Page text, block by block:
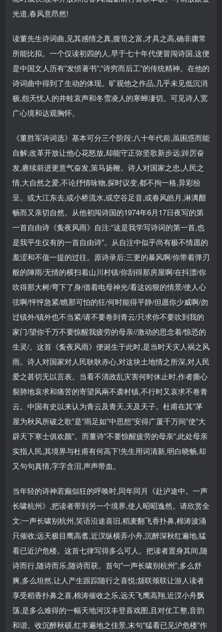
光道,春风意昂然!
读董先生诗词曲,见其感情之真,腹笥之富,才具之高,确非庸常
所能比拟。一个仅读初四的人,早于七十年代便冒闯诗国,这便
是中国文人历有”发愤著书”,”诗穷而后工”的传统精神。在他的
诗词曲中得到了生动的体现。旷观他之作品,几乎未见低沉消
极,怨天忧人的井蛙哀声和冬雪凌人的寒蝉凄切。可见诗人宽
广心境和达观胸怀。
《董胜军诗词选》基本可分三个阶段:八十年代前,虽困惑而能
自解;改革开放让他心花怒放,却能守正弥坚歌新步远;踔厉奋
发,赓续前进更意气奋发,策马扬鞭。诗人对国家之忠,人民之
情,大自然之爱,不论抒情咏物,探时议变,都不拘一格,异彩纷
呈。或大江东去,或小桥流水,或空谷足音,或春风皓月,淋漓酣
畅而又亲切自然。从他初闯诗国的1974年6月17日夜写的第
一首自由诗《夤夜风雨》自注:”这是我学写诗词的第一首,也
是我平生仅有的一首自由诗”。从自注中似乎尚有极不情愿的
羞涩和不值一提的过往。原诗录后:三更的暴风啊/你带着弹刃
般的陣雨/无情的横扫着山川村镇/你刮得那房屋啊/在抖漂/你
吹得那大树/弯下了身/借着电母神光/看这凶狠的情景/使人心
弦啊/怦怦急紧/瞧那可怕的狂/何时能得平静/但愿你少威啊/勿
过镇外/镇外也不当紧/请不要卷到青云/只求你不要吹到我的
家门/望你千万不要惊醒我疲劳的母亲//激动的思念着/惊恐的
生灵/。这首《夤夜风雨》便诞生于此时,是当时天灾人祸之风
雨。诗人对国家对人民耿耿赤心,对这块土地情之所深,对人民
爱之甚切无以言表。当看不清政乱灾害何时休止时,作者撕心
裂肺地哀求和痛苦的寄望风兩不袭村镇,不行时又哀求不卷青
云。中国有史以来认为青云及青天,天及天子。杜甫在其”茅
屋为秋风所破之歌”是”雨足如”中思想”安得广厦千万间”使”大
辟天下寒士俱欢颜”。而董诗”不要惊醒疲劳的母亲”,此处母亲
实指人民,其境界与杜甫有何高下!先生用词清新,明白晓畅,却
又句句真情,字字含泪,声声带血。
当年轻的诗神若癫似狂的呼唤时,同年同月《赴泸途中。一声
长啸杭州》,把读者带到另一个境界,使人昭昭逸然。请欣赏全
文:一声长啸别杭州,笑语沿途喜旧,稻麦翻飞香扑鼻,棉涛波涌
只催收;远天极目鹰高翥,近汊纵横弄小舟,沉醉深秋红遍地,猛
看已近沪危楼。这首七律写得多么可人。把读者置身其间,随
诗而行,随诗而乐,随诗而获。首句”一声长啸别杭州”,多么舒
爽,多么坦然,让人产生跟踪随行之喜悦;颔联颈联让游人读者
享受稻香扑鼻之喜,棉涛催收之乐,远天飞鹰高翔,近汊小舟飘
荡,是多么难得的一幅天地河汉丰登喜戏图,且对仗工整,音韵
和谐。收沉醉秋硕,红丰遍地之佳景,末句”猛看已见沪危楼”作